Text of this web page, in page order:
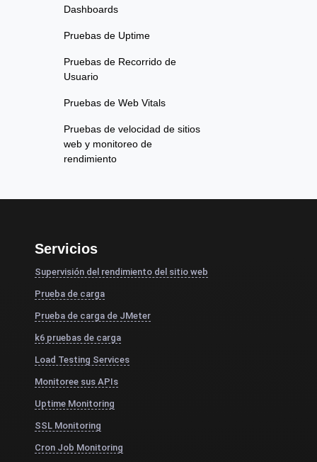
Dashboards
Pruebas de Uptime
Pruebas de Recorrido de
Usuario
Pruebas de Web Vitals
Pruebas de velocidad de sitios
web y monitoreo de
rendimiento
Servicios
Supervisión del rendimiento del sitio web
Prueba de carga
Prueba de carga de JMeter
k6 pruebas de carga
Load Testing Services
Monitoree sus APIs
Uptime Monitoring
SSL Monitoring
Cron Job Monitoring